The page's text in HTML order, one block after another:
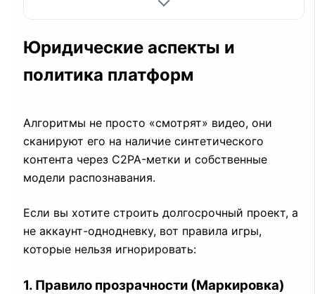
Юридические аспекты и
политика платформ
Алгоритмы не просто «смотрят» видео, они
сканируют его на наличие синтетического
контента через C2PA-метки и собственные
модели распознавания.
Если вы хотите строить долгосрочный проект, а
не аккаунт-однодневку, вот правила игры,
которые нельзя игнорировать:
1. Правило прозрачности (Маркировка)